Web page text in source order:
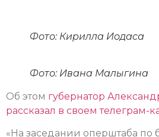
Фото: Кирилла Иодаса
Фото: Ивана Малыгина
Об этом губернатор
рассказал в своем телеграм-
«На заседании оперштаба по